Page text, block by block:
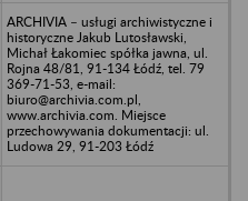
ARCHIVIA – usługi archiwistyczne i
historyczne Jakub Lutosławski,
Michał Łakomiec spółka jawna, ul.
Rojna 48/81, 91-134 Łódź, tel. 79
369-71-53, e-mail:
biuro@archivia.com.pl,
www.archivia.com. Miejsce
przechowywania dokumentacji: ul.
Ludowa 29, 91-203 Łódź